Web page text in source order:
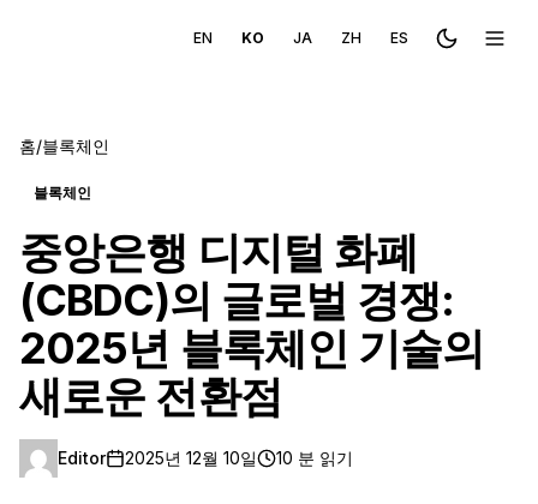
EN KO JA ZH ES Toggle메뉴
홈/블록체인
블록체인
중앙은행 디지털 화폐
(CBDC)의 글로벌 경쟁:
2025년 블록체인 기술의
새로운 전환점
Editor 2025년 12월 10일 10 분 읽기